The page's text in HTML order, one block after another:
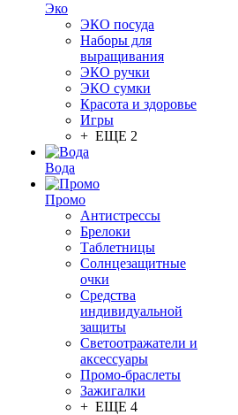
Эко
ЭКО посуда
Наборы для
выращивания
ЭКО ручки
ЭКО сумки
Красота и здоровье
Игры
+ ЕЩЕ 2
Вода
Промо
Антистрессы
Брелоки
Таблетницы
Солнцезащитные
очки
Средства
индивидуальной
защиты
Светоотражатели и
аксессуары
Промо-браслеты
Зажигалки
+ ЕЩЕ 4